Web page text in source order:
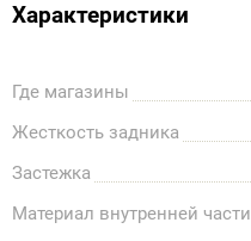
Характеристики
Где магазины
Жесткость задника
Застежка
Материал внутренней части